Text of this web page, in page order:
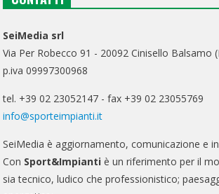
SeiMedia srl
Via Per Robecco 91 - 20092 Cinisello Balsamo
p.iva 09997300968
tel. +39 02 23052147 - fax +39 02 23055769
info@sporteimpianti.it
SeiMedia è aggiornamento, comunicazione e
Con Sport&Impianti è un riferimento per il
sia tecnico, ludico che professionistico;